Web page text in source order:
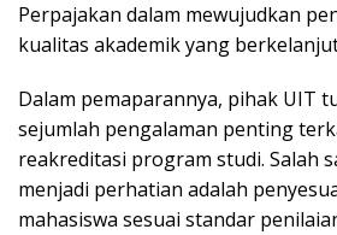
Perpajakan dalam mewujudkan
kualitas akademik yang
Dalam pemaparannya, pihak UIT
sejumlah pengalaman penting
reakreditasi program studi. Salah
menjadi perhatian adalah
mahasiswa sesuai standar